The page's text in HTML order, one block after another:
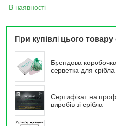
В наявності
При купівлі цього
Брендова
серветка для
Сертифікат на
виробів зі срібла